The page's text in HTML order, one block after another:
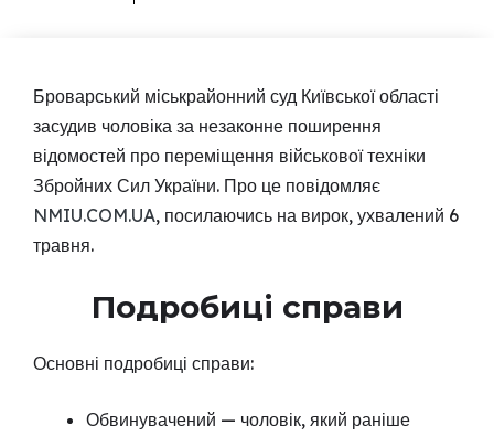
Броварський міськрайонний суд Київської області
засудив чоловіка за незаконне поширення
відомостей про переміщення військової техніки
Збройних Сил України. Про це повідомляє
NMIU.COM.UA, посилаючись на вирок, ухвалений 6
травня.
Подробиці справи
Основні подробиці справи:
Обвинувачений — чоловік, який раніше